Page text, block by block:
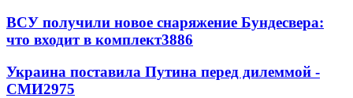
ВСУ получили новое снаряжение Бундесвера:
что входит в комплект3886
Украина поставила Путина перед дилеммой -
СМИ2975